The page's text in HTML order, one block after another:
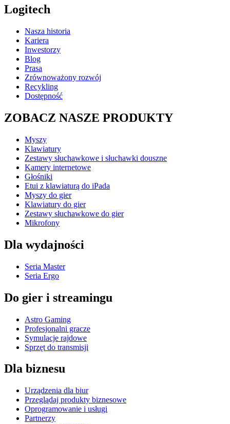
Logitech
Nasza historia
Kariera
Inwestorzy
Blog
Prasa
Zrównoważony rozwój
Recykling
Dostępność
ZOBACZ NASZE PRODUKTY
Myszy
Klawiatury
Zestawy słuchawkowe i słuchawki douszne
Kamery internetowe
Głośniki
Etui z klawiaturą do iPada
Myszy do gier
Klawiatury do gier
Zestawy słuchawkowe do gier
Mikrofony
Dla wydajności
Seria Master
Seria Ergo
Do gier i streamingu
Astro Gaming
Profesjonalni gracze
Symulacje rajdowe
Sprzęt do transmisji
Dla biznesu
Urządzenia dla biur
Przeglądaj produkty biznesowe
Oprogramowanie i usługi
Partnerzy